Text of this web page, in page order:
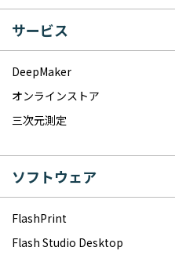
サービス
DeepMaker
オンラインストア
三次元測定
ソフトウェア
FlashPrint
Flash Studio Desktop